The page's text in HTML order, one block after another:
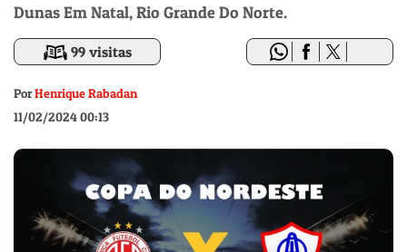
Dunas Em Natal, Rio Grande Do Norte.
99 visitas
PorHenrique Rabadan
11/02/2024 00:13